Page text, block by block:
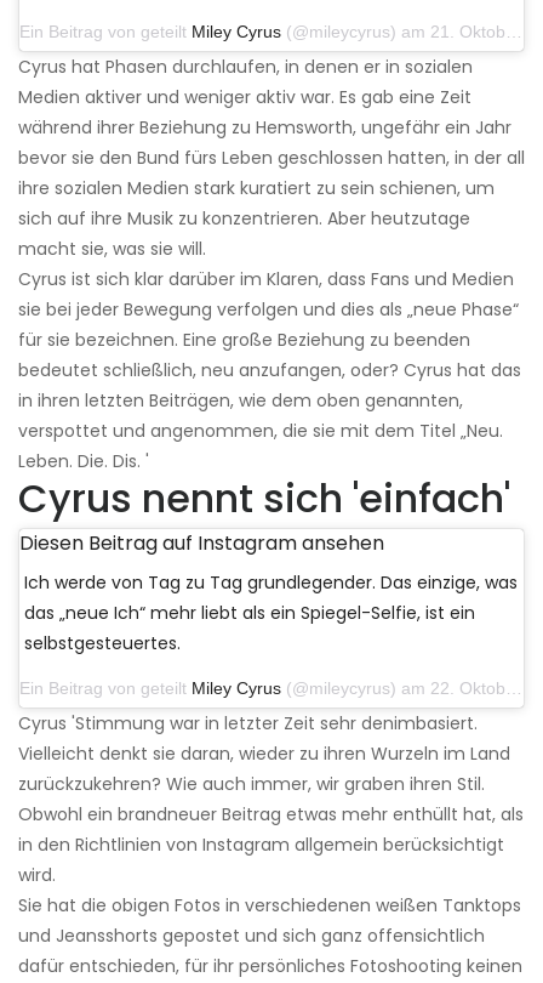
Ein Beitrag von geteilt Miley Cyrus (@mileycyrus) am 21. Oktober 2019 um 12:31 Uhr PDT
Cyrus hat Phasen durchlaufen, in denen er in sozialen
Medien aktiver und weniger aktiv war. Es gab eine Zeit
während ihrer Beziehung zu Hemsworth, ungefähr ein Jahr
bevor sie den Bund fürs Leben geschlossen hatten, in der all
ihre sozialen Medien stark kuratiert zu sein schienen, um
sich auf ihre Musik zu konzentrieren. Aber heutzutage
macht sie, was sie will.
Cyrus ist sich klar darüber im Klaren, dass Fans und Medien
sie bei jeder Bewegung verfolgen und dies als „neue Phase“
für sie bezeichnen. Eine große Beziehung zu beenden
bedeutet schließlich, neu anzufangen, oder? Cyrus hat das
in ihren letzten Beiträgen, wie dem oben genannten,
verspottet und angenommen, die sie mit dem Titel „Neu.
Leben. Die. Dis. '
Cyrus nennt sich 'einfach'
Diesen Beitrag auf Instagram ansehen
Ich werde von Tag zu Tag grundlegender. Das einzige, was
das „neue Ich“ mehr liebt als ein Spiegel-Selfie, ist ein
selbstgesteuertes.
Ein Beitrag von geteilt Miley Cyrus (@mileycyrus) am 22. Oktober 2019 um 11:39 Uhr PDT
Cyrus 'Stimmung war in letzter Zeit sehr denimbasiert.
Vielleicht denkt sie daran, wieder zu ihren Wurzeln im Land
zurückzukehren? Wie auch immer, wir graben ihren Stil.
Obwohl ein brandneuer Beitrag etwas mehr enthüllt hat, als
in den Richtlinien von Instagram allgemein berücksichtigt
wird.
Sie hat die obigen Fotos in verschiedenen weißen Tanktops
und Jeansshorts gepostet und sich ganz offensichtlich
dafür entschieden, für ihr persönliches Fotoshooting keinen